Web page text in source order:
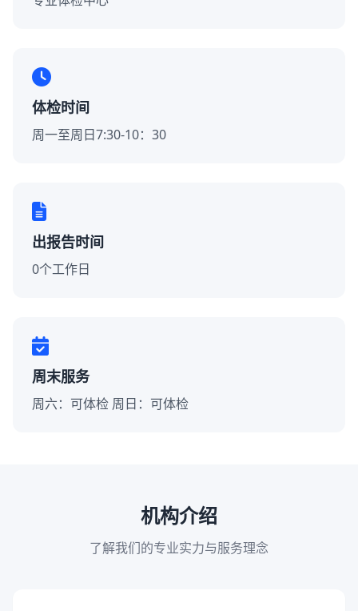
体检时间
周一至周日7:30-10：30
出报告时间
0个工作日
周末服务
周六：可体检 周日：可体检
机构介绍
了解我们的专业实力与服务理念